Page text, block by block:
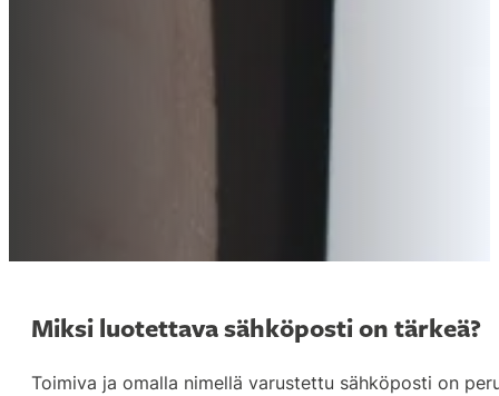
Miksi luotettava sähköposti on tärkeä?
Toimiva ja omalla nimellä varustettu sähköposti on